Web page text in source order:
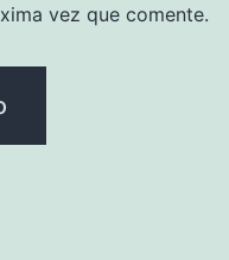
vez que comente.